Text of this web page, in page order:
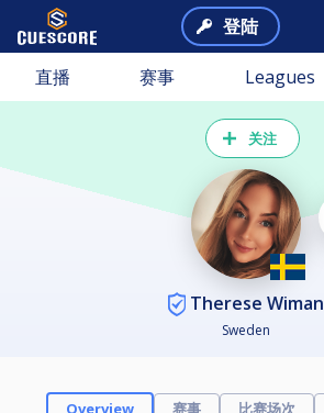
登陆
直播 赛事 Leagues
关注
Therese Wiman
Sweden
赛事 比赛场次